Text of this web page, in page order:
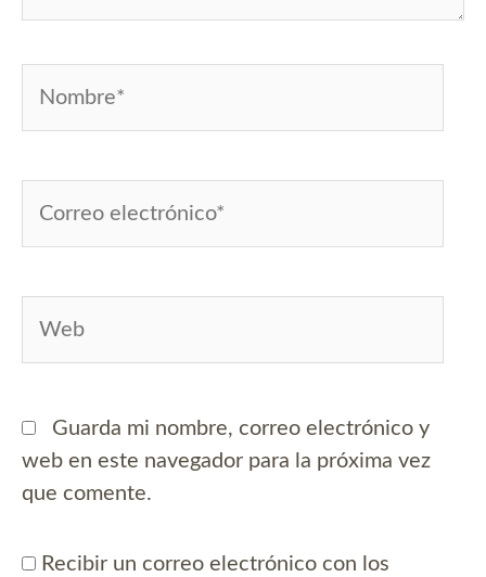
Guarda mi nombre, correo electrónico y
web en este navegador para la próxima vez
que comente.
Recibir un correo electrónico con los